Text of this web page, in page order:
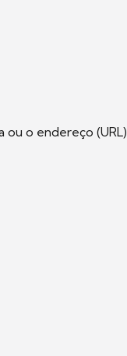
o endereço